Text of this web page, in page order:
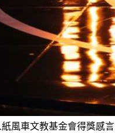
風車文教基金會得獎感言